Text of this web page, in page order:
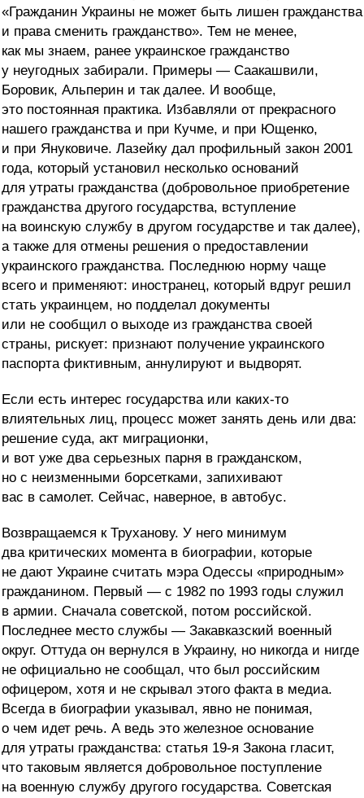
«Гражданин Украины не может быть лишен гражданства
и права сменить гражданство». Тем не менее,
как мы знаем, ранее украинское гражданство
у неугодных забирали. Примеры — Саакашвили,
Боровик, Альперин и так далее. И вообще,
это постоянная практика. Избавляли от прекрасного
нашего гражданства и при Кучме, и при Ющенко,
и при Януковиче. Лазейку дал профильный закон 2001
года, который установил несколько оснований
для утраты гражданства (добровольное приобретение
гражданства другого государства, вступление
на воинскую службу в другом государстве и так далее),
а также для отмены решения о предоставлении
украинского гражданства. Последнюю норму чаще
всего и применяют: иностранец, который вдруг решил
стать украинцем, но подделал документы
или не сообщил о выходе из гражданства своей
страны, рискует: признают получение украинского
паспорта фиктивным, аннулируют и выдворят.
Если есть интерес государства или каких-то
влиятельных лиц, процесс может занять день или два:
решение суда, акт миграционки,
и вот уже два серьезных парня в гражданском,
но с неизменными борсетками, запихивают
вас в самолет. Сейчас, наверное, в автобус.
Возвращаемся к Труханову. У него минимум
два критических момента в биографии, которые
не дают Украине считать мэра Одессы «природным»
гражданином. Первый — с 1982 по 1993 годы служил
в армии. Сначала советской, потом российской.
Последнее место службы — Закавказский военный
округ. Оттуда он вернулся в Украину, но никогда и нигде
не официально не сообщал, что был российским
офицером, хотя и не скрывал этого факта в медиа.
Всегда в биографии указывал, явно не понимая,
о чем идет речь. А ведь это железное основание
для утраты гражданства: статья 19-я Закона гласит,
что таковым является добровольное поступление
на военную службу другого государства. Советская